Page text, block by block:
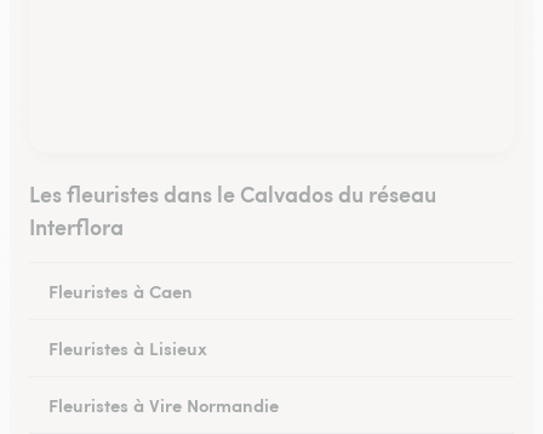
Les fleuristes dans le Calvados du réseau
Interflora
Fleuristes à Caen
Fleuristes à Lisieux
Fleuristes à Vire Normandie